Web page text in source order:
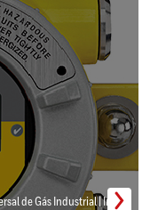
de Gás Industrial | Inmar